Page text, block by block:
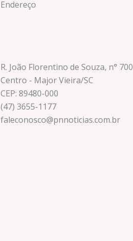
Endereço
R. João Florentino de Souza, n° 700
Centro - Major Vieira/SC
CEP: 89480-000
(47) 3655-1177
faleconosco@pnnoticias.com.br